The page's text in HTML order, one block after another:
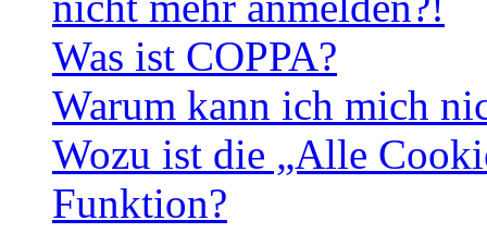
Was ist COPPA?
Warum kann ich mich
Wozu ist die „Alle
Funktion?